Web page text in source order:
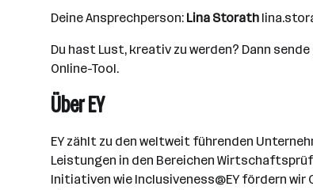
Deine Ansprechperson: Lina Storath
Du hast Lust, kreativ zu werden? Dann
Online-Tool.
Über EY
EY zählt zu den weltweit führenden
Leistungen in den Bereichen
Initiativen wie Inclusiveness@EY fördern